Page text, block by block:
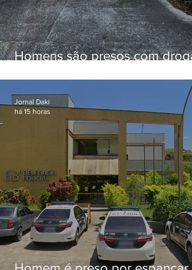
Homens são presos com
Jornal Daki
há 15 horas